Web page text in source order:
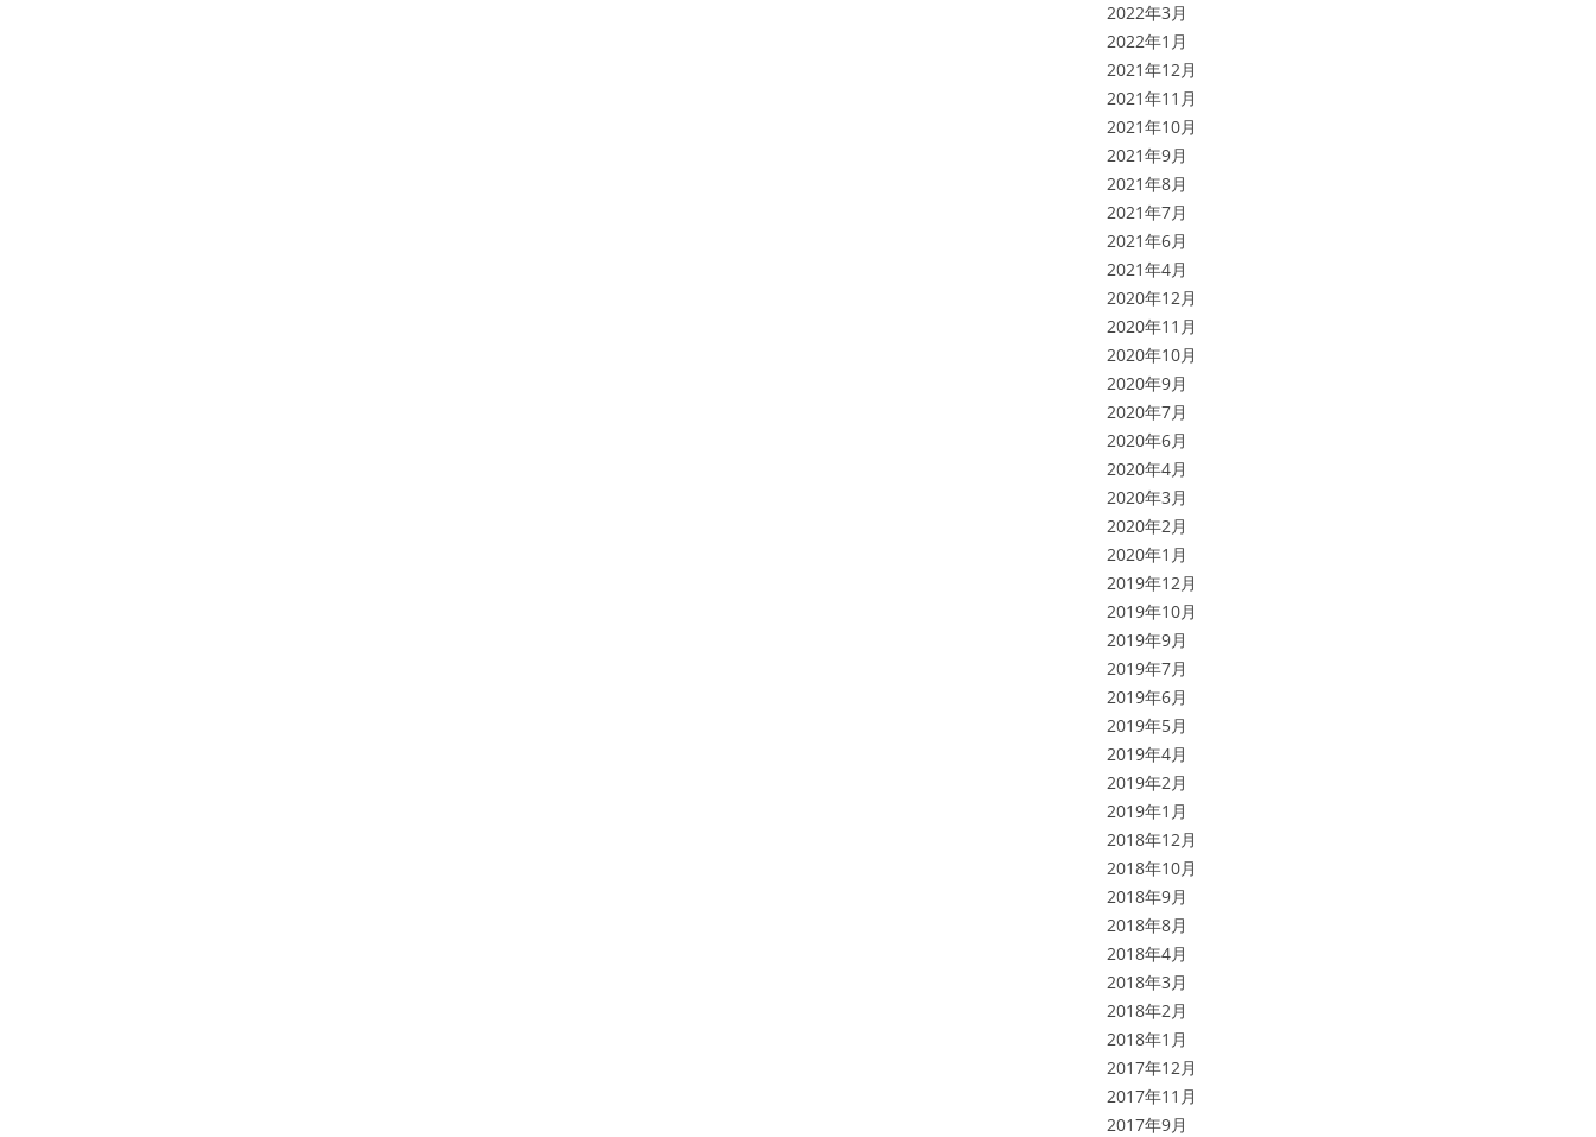
2022年3月
2022年1月
2021年12月
2021年11月
2021年10月
2021年9月
2021年8月
2021年7月
2021年6月
2021年4月
2020年12月
2020年11月
2020年10月
2020年9月
2020年7月
2020年6月
2020年4月
2020年3月
2020年2月
2020年1月
2019年12月
2019年10月
2019年9月
2019年7月
2019年6月
2019年5月
2019年4月
2019年2月
2019年1月
2018年12月
2018年10月
2018年9月
2018年8月
2018年4月
2018年3月
2018年2月
2018年1月
2017年12月
2017年11月
2017年9月